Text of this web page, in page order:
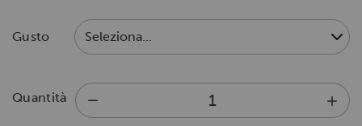
Gusto
Quantità